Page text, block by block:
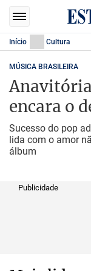
Início Cultura
MÚSICA BRASILEIRA
encara o
Sucesso do pop
lida com o amor
álbum
Publicidade